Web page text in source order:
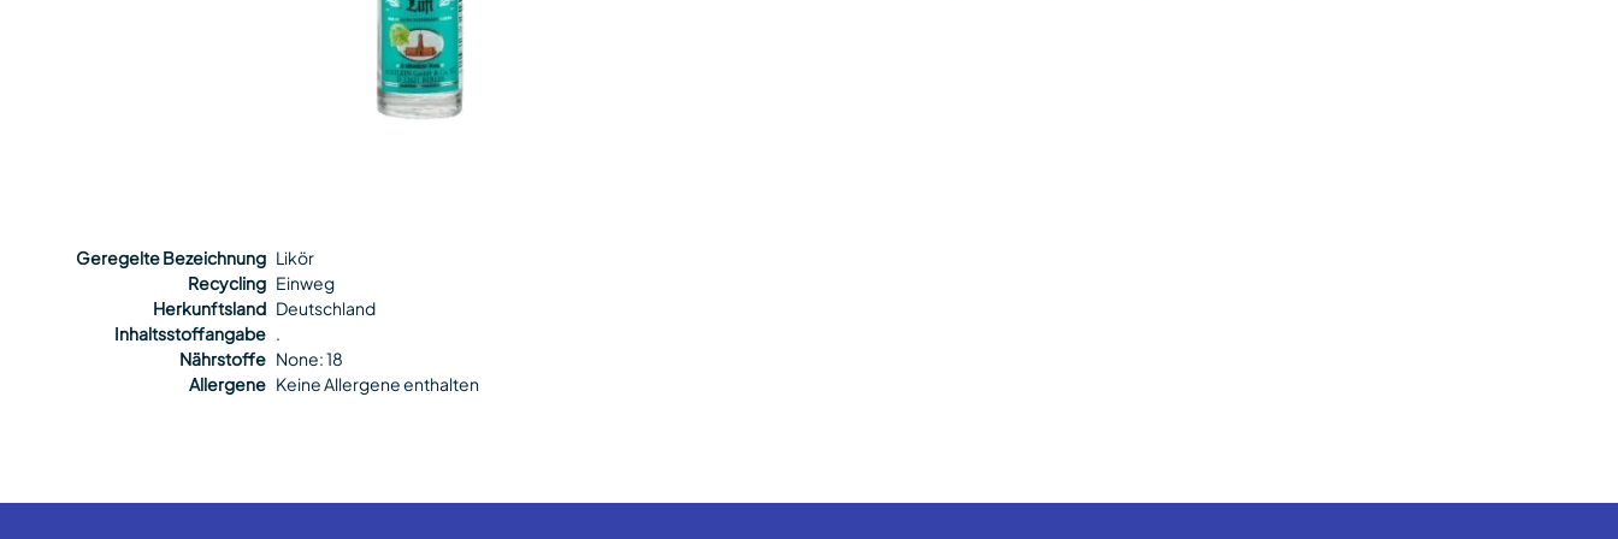
Geregelte Bezeichnung Likör
Recycling Einweg
Herkunftsland Deutschland
Inhaltsstoffangabe .
Nährstoffe None: 18
Allergene Keine Allergene enthalten